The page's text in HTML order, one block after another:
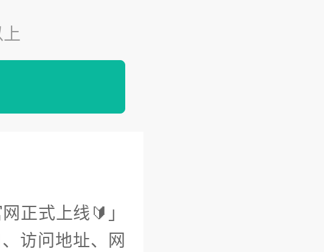
正式上线🔰」
访问地址、网